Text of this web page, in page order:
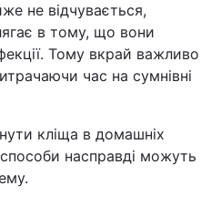
Політика
Світ
Лайт
не відчувається,
в тому, що вони
Тому вкрай важливо
час на сумнівні
кліща в домашніх
способи насправді можуть